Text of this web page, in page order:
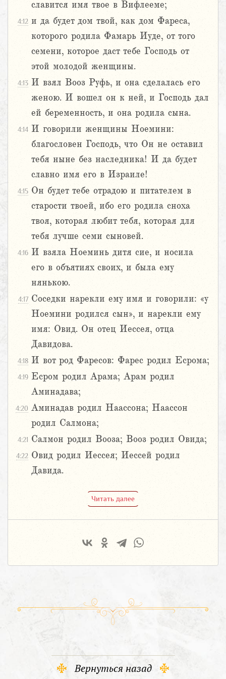
славится имя твое в Вифлееме;
4:12 и да будет дом твой, как дом Фареса,
которого родила Фамарь Иуде, от того
семени, которое даст тебе Господь от
этой молодой женщины.
4:13 И взял Вооз Руфь, и она сделалась его
женою. И вошел он к ней, и Господь дал
ей беременность, и она родила сына.
4:14 И говорили женщины Ноемини:
благословен Господь, что Он не оставил
тебя ныне без наследника! И да будет
славно имя его в Израиле!
4:15 Он будет тебе отрадою и питателем в
старости твоей, ибо его родила сноха
твоя, которая любит тебя, которая для
тебя лучше семи сыновей.
4:16 И взяла Ноеминь дитя сие, и носила
его в объятиях своих, и была ему
нянькою.
4:17 Соседки нарекли ему имя и говорили: «у
Ноемини родился сын», и нарекли ему
имя: Овид. Он отец Иессея, отца
Давидова.
4:18 И вот род Фаресов: Фарес родил Есрома;
4:19 Есром родил Арама; Арам родил
Аминадава;
4:20 Аминадав родил Наассона; Наассон
родил Салмона;
4:21 Салмон родил Вооза; Вооз родил Овида;
4:22 Овид родил Иессея; Иессей родил
Давида.
Читать далее
Вернуться назад